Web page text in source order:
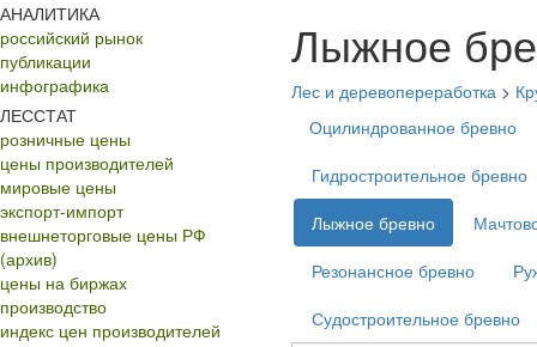
АНАЛИТИКА
российский рынок
публикации
инфографика
ЛЕССТАТ
розничные цены
цены производителей
мировые цены
экспорт-импорт
внешнеторговые цены РФ
(архив)
цены на биржах
производство
индекс цен производителей
Лыжное
Лес и деревопереработка >
Оцилиндрованное бревно
Гидростроительное бревно
Лыжное бревно
Резонансное бревно
Судостроительное бревно